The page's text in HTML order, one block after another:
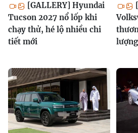
[GALLERY] Hyundai
Tucson 2027 nổ lốp khi
chạy thử, hé lộ nhiều chi
tiết mới